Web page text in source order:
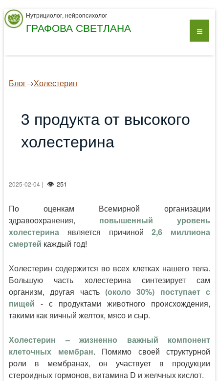
Нутрициолог, нейропсихолог
ГРАФОВА СВЕТЛАНА
Блог→Холестерин
3 продукта от высокого
холестерина
2025-02-04 | 251
По оценкам Всемирной организации
здравоохранения, повышенный уровень
холестерина является причиной2,6 миллиона
смертей каждый год!
Холестерин содержится во всех клетках нашего тела.
Большую часть холестерина синтезирует сам
организм, другая часть (около 30%) поступает с
пищей - с продуктами животного происхождения,
такими как яичный желток, мясо и сыр.
Холестерин – жизненно важный компонент
клеточных мембран. Помимо своей структурной
роли в мембранах, он участвует в продукции
стероидных гормонов, витамина D и желчных кислот.